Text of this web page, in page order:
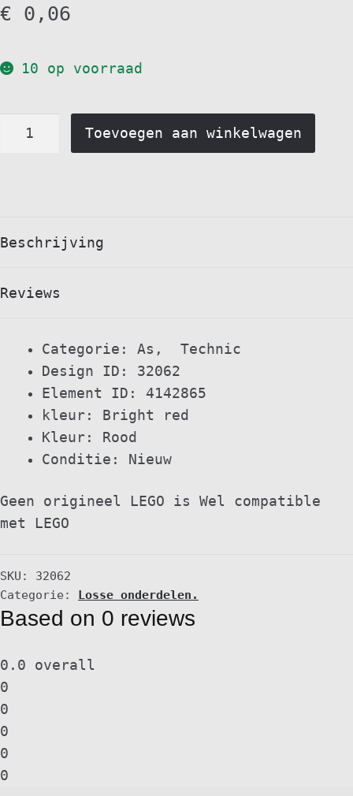
€ 0,06
10 op voorraad
32062
quantity
Toevoegen aan winkelwagen
Beschrijving
Reviews
Categorie: As, Technic
Design ID: 32062
Element ID: 4142865
kleur: Bright red
Kleur: Rood
Conditie: Nieuw
Geen origineel LEGO is Wel compatible
met LEGO
SKU: 32062
Categorie:
Losse onderdelen.
Based on 0 reviews
0.0 overall
0
0
0
0
0